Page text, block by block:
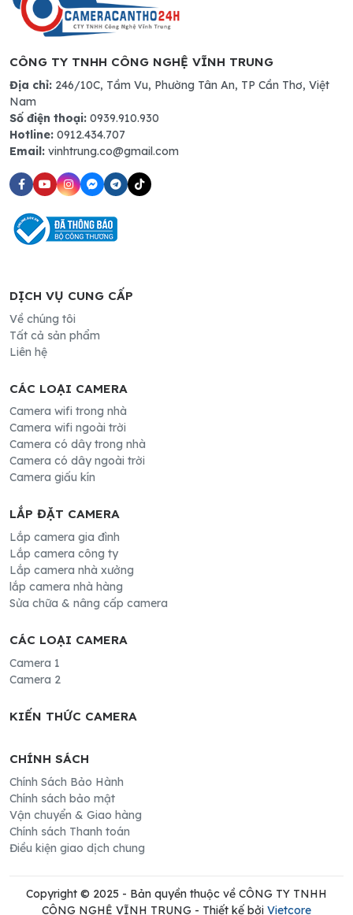
CÔNG TY TNHH CÔNG NGHỆ VĨNH TRUNG
Địa chỉ: 246/10C, Tầm Vu, Phường Tân An, TP Cần Thơ, Việt
Nam
Số điện thoại: 0939.910.930
Hotline: 0912.434.707
Email: vinhtrung.co@gmail.com
DỊCH VỤ CUNG CẤP
Về chúng tôi
Tất cả sản phẩm
Liên hệ
CÁC LOẠI CAMERA
Camera wifi trong nhà
Camera wifi ngoài trời
Camera có dây trong nhà
Camera có dây ngoài trời
Camera giấu kín
LẮP ĐẶT CAMERA
Lắp camera gia đình
Lắp camera công ty
Lắp camera nhà xưởng
lắp camera nhà hàng
Sửa chữa & nâng cấp camera
CÁC LOẠI CAMERA
Camera 1
Camera 2
KIẾN THỨC CAMERA
CHÍNH SÁCH
Chính Sách Bảo Hành
Chính sách bảo mật
Vận chuyển & Giao hàng
Chính sách Thanh toán
Điều kiện giao dịch chung
Copyright © 2025 - Bản quyền thuộc về CÔNG TY TNHH
CÔNG NGHỆ VĨNH TRUNG - Thiết kế bởi Vietcore